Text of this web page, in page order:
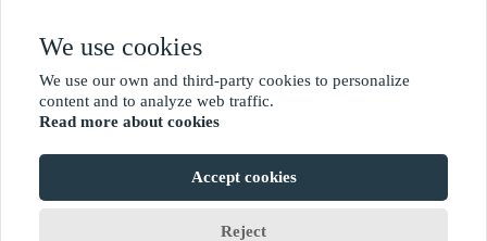
حقوق الطبع والنشر © Shan Dong Jie Han Metal Material Co.، Ltd
We use cookies
We use our own and third-party cookies to personalize
content and to analyze web traffic.
Read more about cookies
Accept cookies
Reject